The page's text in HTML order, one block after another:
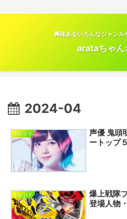
興味あるいろんなジャンル
arataちゃん
2024-04
トレンド
声優 鬼頭
ートップ
トレンド
爆上戦隊
登場人物